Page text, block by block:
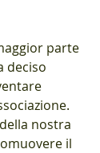
parte
deciso
nostra
il